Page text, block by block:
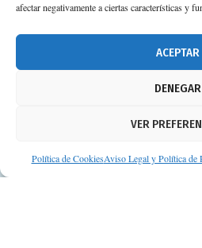
afectar negativamente a ciertas características y
ACEPTAR
DENEGAR
VER
Política de CookiesAviso Legal y Política de
674 02 62 03
Aviso legal
Protección de datos
Suscripción a Newsletter